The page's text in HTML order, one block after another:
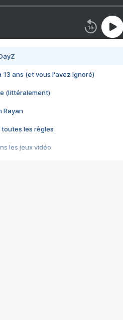
13 ans (et vous l'avez ignoré)
(littéralement)
Rayan
toutes les règles
les jeux vidéo